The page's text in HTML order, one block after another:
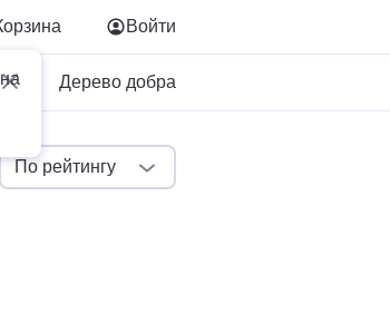
Войти
Дерево добра
По рейтингу